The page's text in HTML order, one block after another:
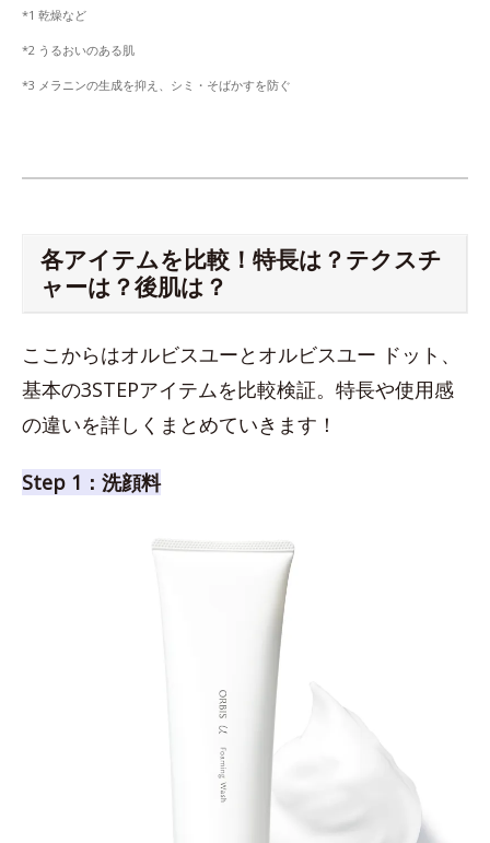
*1 乾燥など
*2 うるおいのある肌
*3 メラニンの生成を抑え、シミ・そばかすを防ぐ
各アイテムを比較！特長は？テクスチ
ャーは？後肌は？
ここからはオルビスユーとオルビスユー ドット、
基本の3STEPアイテムを比較検証。特長や使用感
の違いを詳しくまとめていきます！
Step 1：洗顔料